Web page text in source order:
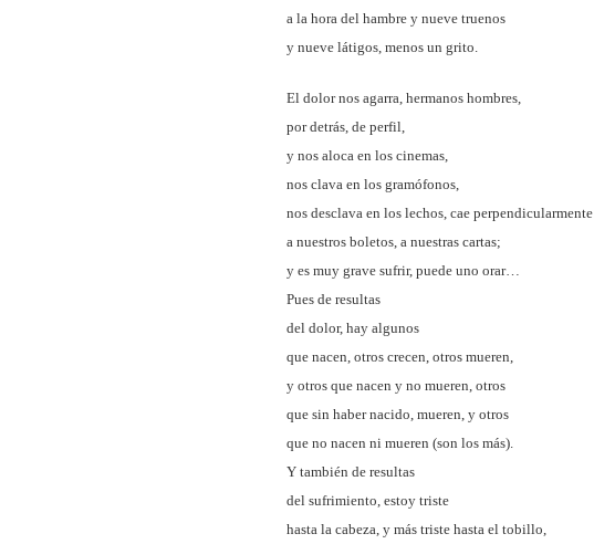
a la hora del hambre y nueve truenos
y nueve látigos, menos un grito.
El dolor nos agarra, hermanos hombres,
por detrás, de perfil,
y nos aloca en los cinemas,
nos clava en los gramófonos,
nos desclava en los lechos, cae perpendicularmente
a nuestros boletos, a nuestras cartas;
y es muy grave sufrir, puede uno orar…
Pues de resultas
del dolor, hay algunos
que nacen, otros crecen, otros mueren,
y otros que nacen y no mueren, otros
que sin haber nacido, mueren, y otros
que no nacen ni mueren (son los más).
Y también de resultas
del sufrimiento, estoy triste
hasta la cabeza, y más triste hasta el tobillo,